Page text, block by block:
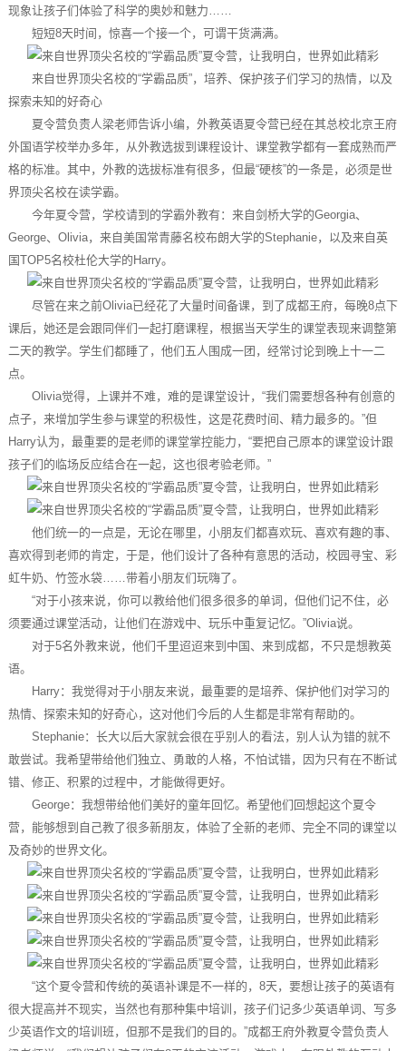
现象让孩子们体验了科学的奥妙和魅力……
短短8天时间，惊喜一个接一个，可谓干货满满。
来自世界顶尖名校的“学霸品质”，培养、保护孩子们学习的热情，以及
探索未知的好奇心
夏令营负责人梁老师告诉小编，外教英语夏令营已经在其总校北京王府
外国语学校举办多年，从外教选拔到课程设计、课堂教学都有一套成熟而严
格的标准。其中，外教的选拔标准有很多，但最“硬核”的一条是，必须是世
界顶尖名校在读学霸。
今年夏令营，学校请到的学霸外教有：来自剑桥大学的Georgia、
George、Olivia，来自美国常青藤名校布朗大学的Stephanie，以及来自英
国TOP5名校杜伦大学的Harry。
尽管在来之前Olivia已经花了大量时间备课，到了成都王府，每晚8点下
课后，她还是会跟同伴们一起打磨课程，根据当天学生的课堂表现来调整第
二天的教学。学生们都睡了，他们五人围成一团，经常讨论到晚上十一二
点。
Olivia觉得，上课并不难，难的是课堂设计，“我们需要想各种有创意的
点子，来增加学生参与课堂的积极性，这是花费时间、精力最多的。”但
Harry认为，最重要的是老师的课堂掌控能力，“要把自己原本的课堂设计跟
孩子们的临场反应结合在一起，这也很考验老师。”
他们统一的一点是，无论在哪里，小朋友们都喜欢玩、喜欢有趣的事、
喜欢得到老师的肯定，于是，他们设计了各种有意思的活动，校园寻宝、彩
虹牛奶、竹签水袋……带着小朋友们玩嗨了。
“对于小孩来说，你可以教给他们很多很多的单词，但他们记不住，必
须要通过课堂活动，让他们在游戏中、玩乐中重复记忆。”Olivia说。
对于5名外教来说，他们千里迢迢来到中国、来到成都，不只是想教英
语。
Harry：我觉得对于小朋友来说，最重要的是培养、保护他们对学习的
热情、探索未知的好奇心，这对他们今后的人生都是非常有帮助的。
Stephanie：长大以后大家就会很在乎别人的看法，别人认为错的就不
敢尝试。我希望带给他们独立、勇敢的人格，不怕试错，因为只有在不断试
错、修正、积累的过程中，才能做得更好。
George：我想带给他们美好的童年回忆。希望他们回想起这个夏令
营，能够想到自己教了很多新朋友，体验了全新的老师、完全不同的课堂以
及奇妙的世界文化。
“这个夏令营和传统的英语补课是不一样的，8天，要想让孩子的英语有
很大提高并不现实，当然也有那种集中培训，孩子们记多少英语单词、写多
少英语作文的培训班，但那不是我们的目的。”成都王府外教夏令营负责人